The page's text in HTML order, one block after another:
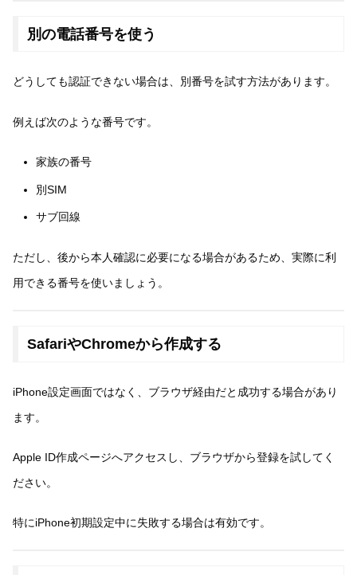
別の電話番号を使う
どうしても認証できない場合は、別番号を試す方法があります。
例えば次のような番号です。
家族の番号
別SIM
サブ回線
ただし、後から本人確認に必要になる場合があるため、実際に利
用できる番号を使いましょう。
SafariやChromeから作成する
iPhone設定画面ではなく、ブラウザ経由だと成功する場合があり
ます。
Apple ID作成ページへアクセスし、ブラウザから登録を試してく
ださい。
特にiPhone初期設定中に失敗する場合は有効です。